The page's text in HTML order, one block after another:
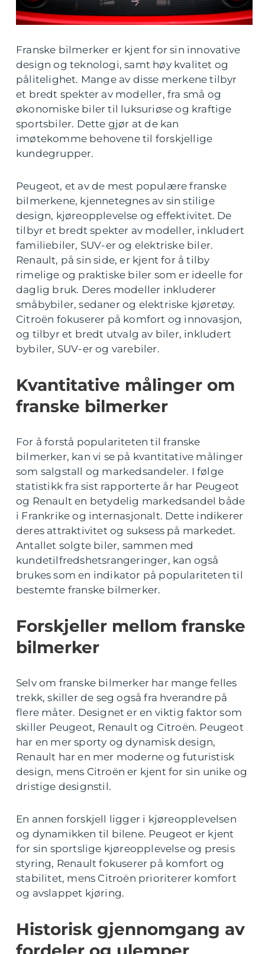
Franske bilmerker er kjent for sin innovative
design og teknologi, samt høy kvalitet og
pålitelighet. Mange av disse merkene tilbyr
et bredt spekter av modeller, fra små og
økonomiske biler til luksuriøse og kraftige
sportsbiler. Dette gjør at de kan
imøtekomme behovene til forskjellige
kundegrupper.
Peugeot, et av de mest populære franske
bilmerkene, kjennetegnes av sin stilige
design, kjøreopplevelse og effektivitet. De
tilbyr et bredt spekter av modeller, inkludert
familiebiler, SUV-er og elektriske biler.
Renault, på sin side, er kjent for å tilby
rimelige og praktiske biler som er ideelle for
daglig bruk. Deres modeller inkluderer
småbybiler, sedaner og elektriske kjøretøy.
Citroën fokuserer på komfort og innovasjon,
og tilbyr et bredt utvalg av biler, inkludert
bybiler, SUV-er og varebiler.
Kvantitative målinger om
franske bilmerker
For å forstå populariteten til franske
bilmerker, kan vi se på kvantitative målinger
som salgstall og markedsandeler. I følge
statistikk fra sist rapporterte år har Peugeot
og Renault en betydelig markedsandel både
i Frankrike og internasjonalt. Dette indikerer
deres attraktivitet og suksess på markedet.
Antallet solgte biler, sammen med
kundetilfredshetsrangeringer, kan også
brukes som en indikator på populariteten til
bestemte franske bilmerker.
Forskjeller mellom franske
bilmerker
Selv om franske bilmerker har mange felles
trekk, skiller de seg også fra hverandre på
flere måter. Designet er en viktig faktor som
skiller Peugeot, Renault og Citroën. Peugeot
har en mer sporty og dynamisk design,
Renault har en mer moderne og futuristisk
design, mens Citroën er kjent for sin unike og
dristige designstil.
En annen forskjell ligger i kjøreopplevelsen
og dynamikken til bilene. Peugeot er kjent
for sin sportslige kjøreopplevelse og presis
styring, Renault fokuserer på komfort og
stabilitet, mens Citroën prioriterer komfort
og avslappet kjøring.
Historisk gjennomgang av